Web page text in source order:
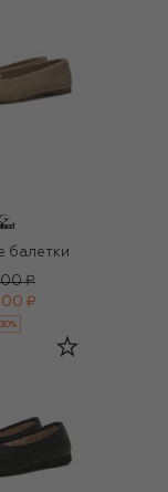
балетки
₽
₽
30%